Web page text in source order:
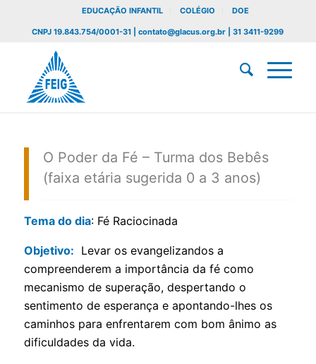
EDUCAÇÃO INFANTIL COLÉGIO DOE
CNPJ 19.843.754/0001-31 | contato@glacus.org.br | 31 3411-9299
O Poder da Fé – Turma dos Bebês
(faixa etária sugerida 0 a 3 anos)
Tema do dia: Fé Raciocinada
Objetivo: Levar os evangelizandos a
compreenderem a importância da fé como
mecanismo de superação, despertando o
sentimento de esperança e apontando-lhes os
caminhos para enfrentarem com bom ânimo as
dificuldades da vida.